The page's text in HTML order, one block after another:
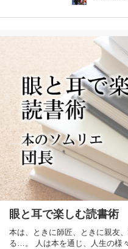
眼と耳で楽しむ読書術
本は、ときに師匠、ときに親友
る…。 人は本を通じ、人生の様